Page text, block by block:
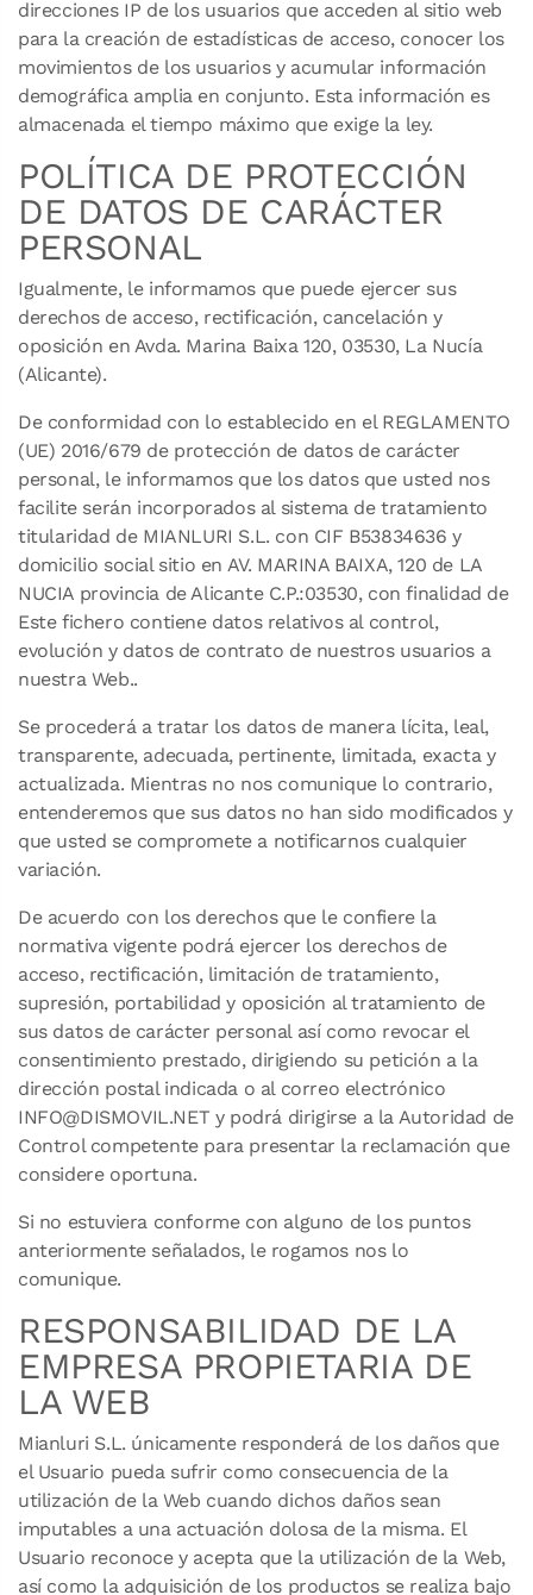
direcciones IP de los usuarios que acceden al sitio web
para la creación de estadísticas de acceso, conocer los
movimientos de los usuarios y acumular información
demográfica amplia en conjunto. Esta información es
almacenada el tiempo máximo que exige la ley.
POLÍTICA DE PROTECCIÓN
DE DATOS DE CARÁCTER
PERSONAL
Igualmente, le informamos que puede ejercer sus
derechos de acceso, rectificación, cancelación y
oposición en Avda. Marina Baixa 120, 03530, La Nucía
(Alicante).
De conformidad con lo establecido en el REGLAMENTO
(UE) 2016/679 de protección de datos de carácter
personal, le informamos que los datos que usted nos
facilite serán incorporados al sistema de tratamiento
titularidad de MIANLURI S.L. con CIF B53834636 y
domicilio social sitio en AV. MARINA BAIXA, 120 de LA
NUCIA provincia de Alicante C.P.:03530, con finalidad de
Este fichero contiene datos relativos al control,
evolución y datos de contrato de nuestros usuarios a
nuestra Web..
Se procederá a tratar los datos de manera lícita, leal,
transparente, adecuada, pertinente, limitada, exacta y
actualizada. Mientras no nos comunique lo contrario,
entenderemos que sus datos no han sido modificados y
que usted se compromete a notificarnos cualquier
variación.
De acuerdo con los derechos que le confiere la
normativa vigente podrá ejercer los derechos de
acceso, rectificación, limitación de tratamiento,
supresión, portabilidad y oposición al tratamiento de
sus datos de carácter personal así como revocar el
consentimiento prestado, dirigiendo su petición a la
dirección postal indicada o al correo electrónico
INFO@DISMOVIL.NET y podrá dirigirse a la Autoridad de
Control competente para presentar la reclamación que
considere oportuna.
Si no estuviera conforme con alguno de los puntos
anteriormente señalados, le rogamos nos lo
comunique.
RESPONSABILIDAD DE LA
EMPRESA PROPIETARIA DE
LA WEB
Mianluri S.L. únicamente responderá de los daños que
el Usuario pueda sufrir como consecuencia de la
utilización de la Web cuando dichos daños sean
imputables a una actuación dolosa de la misma. El
Usuario reconoce y acepta que la utilización de la Web,
así como la adquisición de los productos se realiza bajo